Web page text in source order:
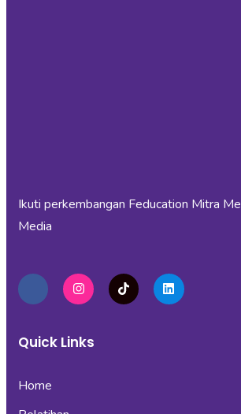
Ikuti perkembangan Feducation Mitra
Media
Quick Links
Home